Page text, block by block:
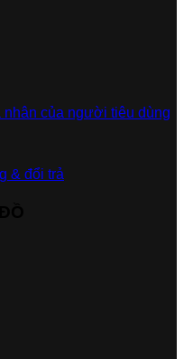
nhân của người tiêu dùng
& đổi trả